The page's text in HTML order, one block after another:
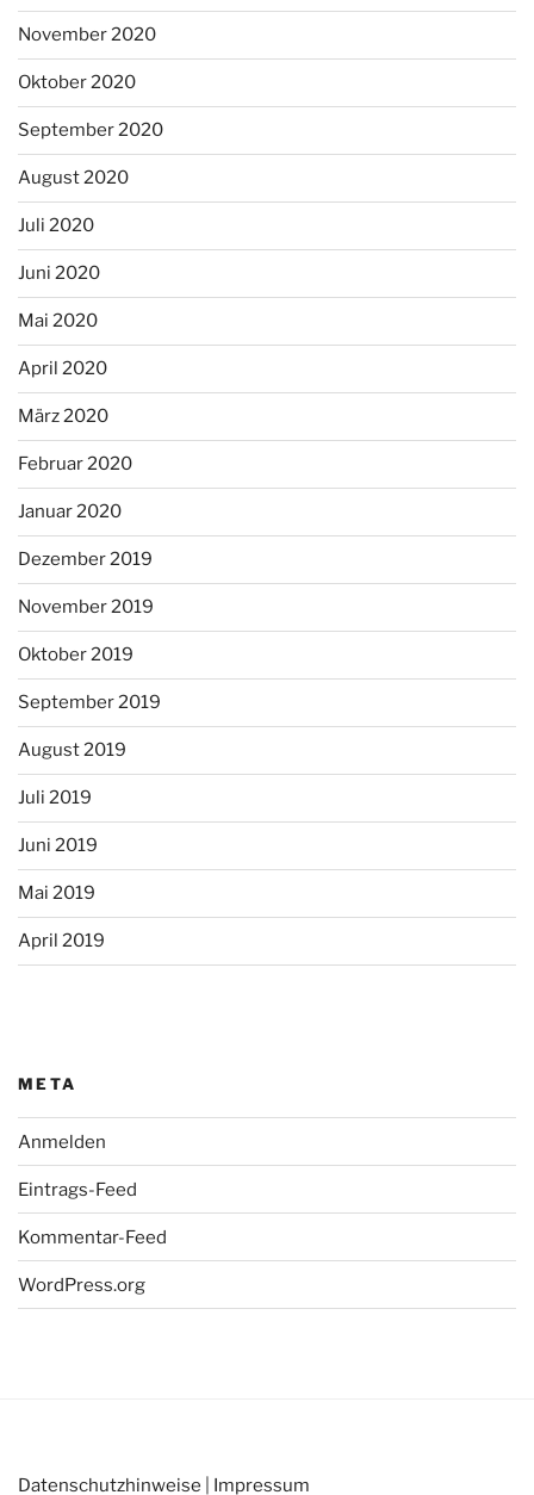
November 2020
Oktober 2020
September 2020
August 2020
Juli 2020
Juni 2020
Mai 2020
April 2020
März 2020
Februar 2020
Januar 2020
Dezember 2019
November 2019
Oktober 2019
September 2019
August 2019
Juli 2019
Juni 2019
Mai 2019
April 2019
META
Anmelden
Eintrags-Feed
Kommentar-Feed
WordPress.org
Datenschutzhinweise Impressum